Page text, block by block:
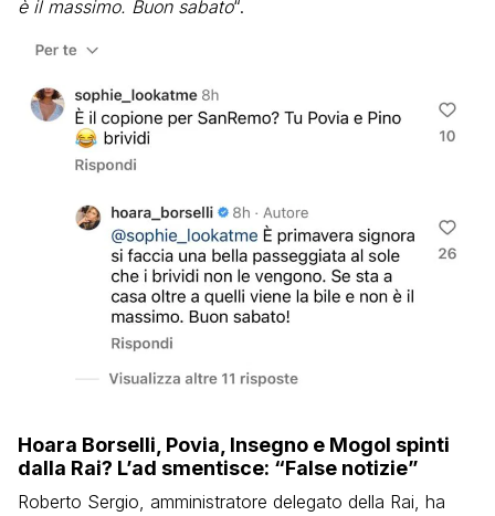
è il massimo. Buon sabato“.
Hoara Borselli, Povia, Insegno e Mogol spinti
dalla Rai? L’ad smentisce: “False notizie”
Roberto Sergio, amministratore delegato della Rai, ha